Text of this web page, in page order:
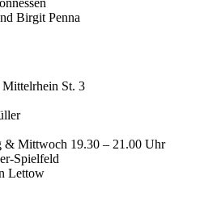
Birgit Penna
St. 3
& Mittwoch 19.30 – 21.00 Uhr
Spielfeld
Lettow